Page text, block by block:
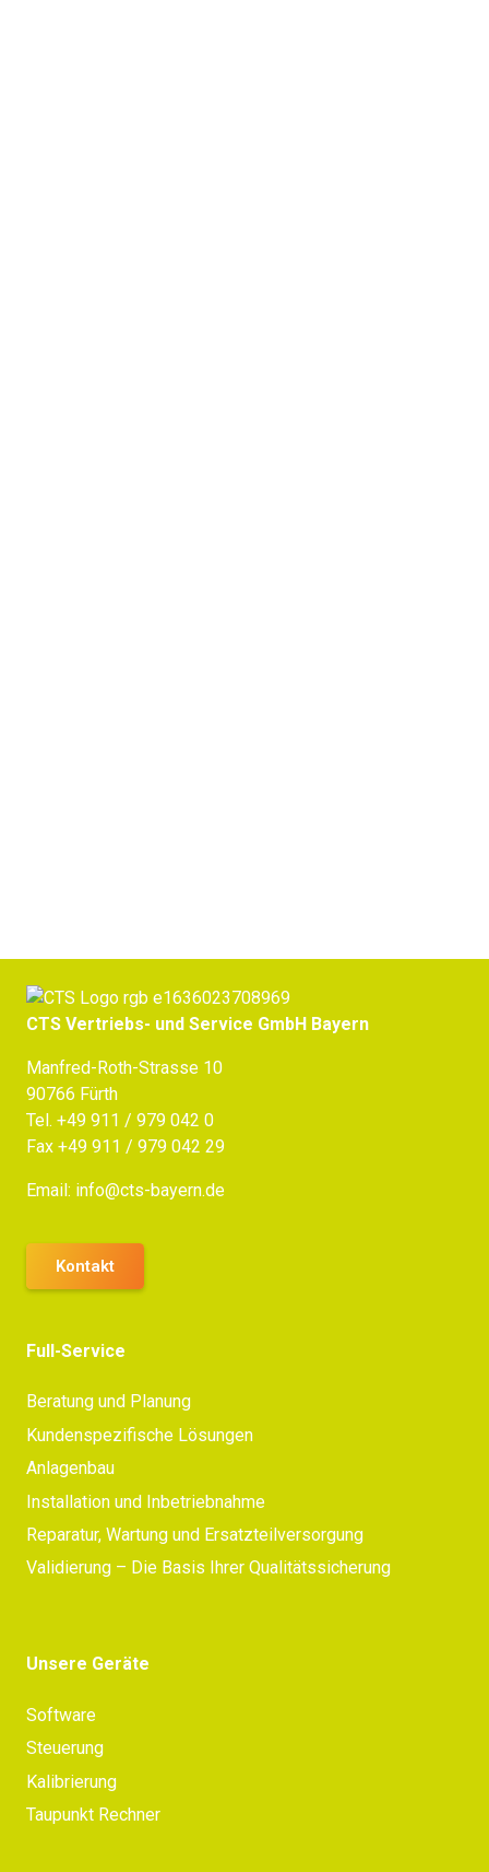
CTS Vertriebs- und Service GmbH Bayern
Manfred-Roth-Strasse 10
90766 Fürth
Tel. +49 911 / 979 042 0
Fax +49 911 / 979 042 29
Email: info@cts-bayern.de
Kontakt
Full-Service
Beratung und Planung
Kundenspezifische Lösungen
Anlagenbau
Installation und Inbetriebnahme
Reparatur, Wartung und Ersatzteilversorgung
Validierung – Die Basis Ihrer Qualitätssicherung
Unsere Geräte
Software
Steuerung
Kalibrierung
Taupunkt Rechner